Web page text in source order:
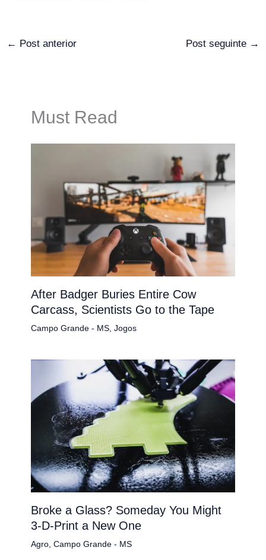
← Post anterior Post seguinte →
Must Read
After Badger Buries Entire Cow
Carcass, Scientists Go to the Tape
Campo Grande - MS, Jogos
Broke a Glass? Someday You Might
3-D-Print a New One
Agro, Campo Grande - MS